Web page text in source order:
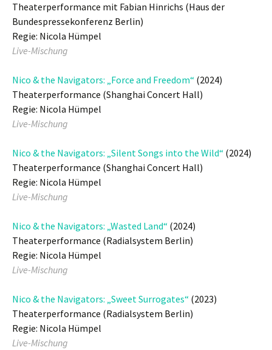
Theaterperformance mit Fabian Hinrichs (Haus der
Bundespressekonferenz Berlin)
Regie: Nicola Hümpel
Live-Mischung
Nico & the Navigators: „Force and Freedom“ (2024)
Theaterperformance (Shanghai Concert Hall)
Regie: Nicola Hümpel
Live-Mischung
Nico & the Navigators: „Silent Songs into the Wild“ (2024)
Theaterperformance (Shanghai Concert Hall)
Regie: Nicola Hümpel
Live-Mischung
Nico & the Navigators: „Wasted Land“ (2024)
Theaterperformance (Radialsystem Berlin)
Regie: Nicola Hümpel
Live-Mischung
Nico & the Navigators: „Sweet Surrogates“ (2023)
Theaterperformance (Radialsystem Berlin)
Regie: Nicola Hümpel
Live-Mischung